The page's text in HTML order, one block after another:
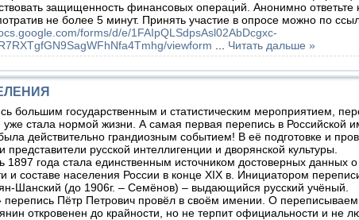
защищенность финансовых операций. Анонимно ответьте
не более 5 минут. Принять участие в опросе можно по
forms/d/e/1FAIpQLSdpsAsl02AbDcgxc-
viewform
Читать дальше »
большим государственным и статистическим мероприятием,
стала нормой жизни. А самая первая перепись в Российской
действительно грандиозным событием! В её подготовке и
представители русской интеллигенции и дворянской культуры.
года стала единственным источником достоверных данных о
и составе населения России в конце XIX в. Инициатором
Шанский (до 1906г. – Семёнов) – выдающийся русский учёный.
Пётр Петрович провёл в своём имении. О
откровенен до крайности, но не терпит официальности и не